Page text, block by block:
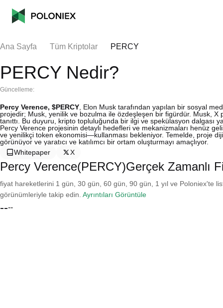
Ana Sayfa Tüm Kriptolar PERCY
PERCY Nedir?
Güncelleme:
Percy Verence, $PERCY , Elon Musk tarafından yapılan bir sosyal
projedir; Musk, yenilik ve bozulma ile özdeşleşen bir figürdür. Musk, X
tanıttı. Bu duyuru, kripto topluluğunda bir ilgi ve spekülasyon dalgası
Percy Verence projesinin detaylı hedefleri ve mekanizmaları henüz
ve yenilikçi token ekonomisi—kullanması bekleniyor. Temelde, proje
görünüyor ve yaratıcı ve katılımcı bir ortam oluşturmayı amaçlıyor.
Whitepaper
X
Percy Verence(PERCY)Gerçek Zamanlı
fiyat hareketlerini 1 gün, 30 gün, 60 gün, 90 gün, 1 yıl ve Poloniex'te
görünümleriyle takip edin. Ayrıntıları Görüntüle
----